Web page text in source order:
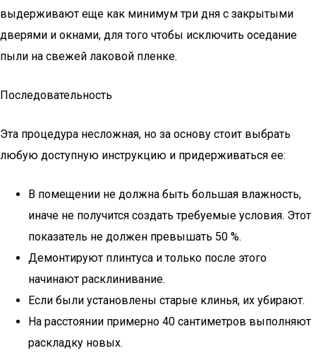
выдерживают еще как минимум три дня с закрытыми
дверями и окнами, для того чтобы исключить оседание
пыли на свежей лаковой пленке.
Последовательность
Эта процедура несложная, но за основу стоит выбрать
любую доступную инструкцию и придерживаться ее:
В помещении не должна быть большая влажность,
иначе не получится создать требуемые условия. Этот
показатель не должен превышать 50 %.
Демонтируют плинтуса и только после этого
начинают расклинивание.
Если были установлены старые клинья, их убирают.
На расстоянии примерно 40 сантиметров выполняют
раскладку новых.